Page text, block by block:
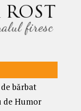
bărbat
de Humor